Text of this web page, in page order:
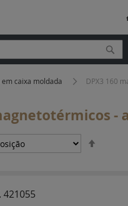
caixa moldada DPX3 160
-
421055